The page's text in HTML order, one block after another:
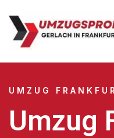
UMZUG
Umzug